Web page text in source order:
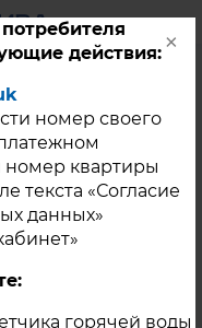
действия:
номер своего
номер квартиры
текста «Согласие
данных»
горячей воды
×
г.
работ на участке
с 7:30 по 17:00